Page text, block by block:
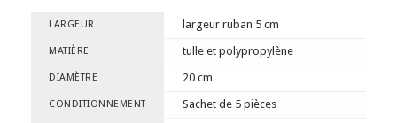
LARGEUR largeur ruban 5 cm
MATIÈRE tulle et polypropylène
DIAMÈTRE 20 cm
CONDITIONNEMENT Sachet de 5 pièces